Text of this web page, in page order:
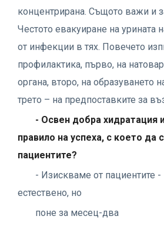
концентрирана. Същото важи и
Честото евакуиране на урината
от инфекции в тях. Повечето
профилактика, първо, на
органа, второ, на образуването
трето – на предпоставките за
- Освен добра хидратация
правило на успеха, с което да
пациентите?
- Изискваме от пациентите -
естествено, но
поне за месец-два